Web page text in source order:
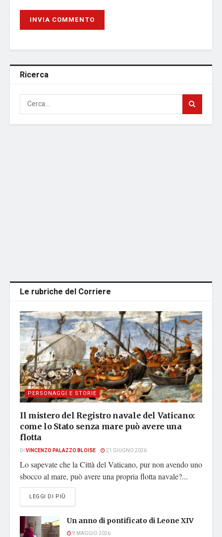
Ricerca
Le rubriche del Corriere
PERSONAGGI E STORIE
Il mistero del Registro navale del Vaticano:
come lo Stato senza mare può avere una
flotta
DI VINCENZO PALAZZO BLOISE 21 GIUGNO 2026
Lo sapevate che la Città del Vaticano, pur non avendo uno
sbocco al mare, può avere una propria flotta navale?...
LEGGI DI PIÙ
Un anno di pontificato di Leone XIV
9 MAGGIO 2026